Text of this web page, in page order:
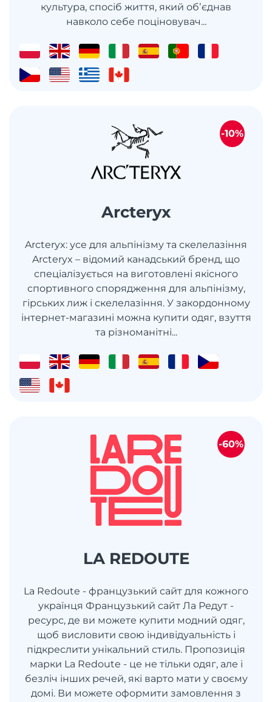
культура, спосіб життя, який обʼєднав
навколо себе поціновувач...
Arcteryx
Arcteryx: усе для альпінізму та скелелазіння
Arcteryx – відомий канадський бренд, що
спеціалізується на виготовлені якісного
спортивного спорядження для альпінізму,
гірських лиж і скелелазіння. У закордонному
інтернет-магазині можна купити одяг, взуття
та різноманітні...
-10%
LA REDOUTE
La Redoute - французький сайт для кожного
українця Французький сайт Ла Редут -
ресурс, де ви можете купити модний одяг,
щоб висловити свою індивідуальність і
підкреслити унікальний стиль. Пропозиція
марки La Redoute - це не тільки одяг, але і
безліч інших речей, які варто мати у своєму
домі. Ви можете оформити замовлення з
-60%